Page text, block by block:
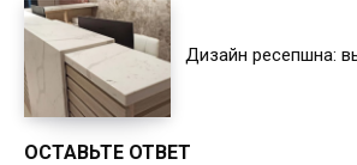
Дизайн ресепшна:
ОСТАВЬТЕ ОТВЕТ